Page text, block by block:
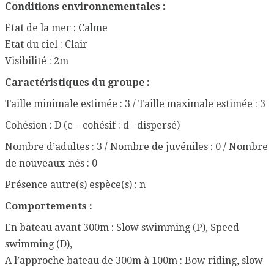
Conditions environnementales :
Etat de la mer : Calme
Etat du ciel : Clair
Visibilité : 2m
Caractéristiques du groupe :
Taille minimale estimée : 3 / Taille maximale estimée : 3
Cohésion : D (c = cohésif : d= dispersé)
Nombre d’adultes : 3 / Nombre de juvéniles : 0 / Nombre
de nouveaux-nés : 0
Présence autre(s) espèce(s) : n
Comportements :
En bateau avant 300m : Slow swimming (P), Speed
swimming (D),
A l’approche bateau de 300m à 100m : Bow riding, slow